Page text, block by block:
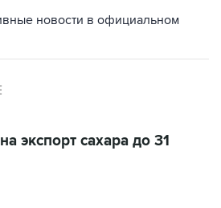
новости в официальном
экспорт сахара до 31